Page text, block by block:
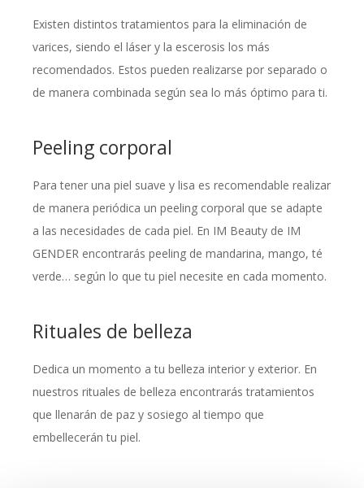
Existen distintos tratamientos para la eliminación de
varices, siendo el láser y la escerosis los más
recomendados. Estos pueden realizarse por separado o
de manera combinada según sea lo más óptimo para ti.
Peeling corporal
Para tener una piel suave y lisa es recomendable realizar
de manera periódica un peeling corporal que se adapte
a las necesidades de cada piel. En IM Beauty de IM
GENDER encontrarás peeling de mandarina, mango, té
verde… según lo que tu piel necesite en cada momento.
Rituales de belleza
Dedica un momento a tu belleza interior y exterior. En
nuestros rituales de belleza encontrarás tratamientos
que llenarán de paz y sosiego al tiempo que
embellecerán tu piel.